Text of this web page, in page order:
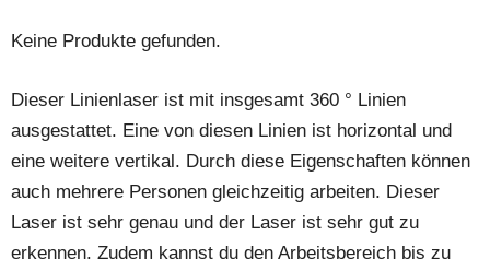
Keine Produkte gefunden.
Dieser Linienlaser ist mit insgesamt 360 ° Linien
ausgestattet. Eine von diesen Linien ist horizontal und
eine weitere vertikal. Durch diese Eigenschaften können
auch mehrere Personen gleichzeitig arbeiten. Dieser
Laser ist sehr genau und der Laser ist sehr gut zu
erkennen. Zudem kannst du den Arbeitsbereich bis zu